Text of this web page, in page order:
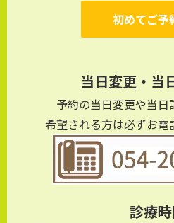
初めてご予
当日変更・当
予約の当日変更や当日
希望される方は必ずお電
診療